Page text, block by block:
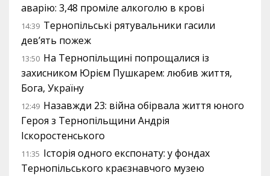
аварію: 3,48 проміле алкоголю в крові
14:39 Тернопільські рятувальники гасили
дев’ять пожеж
13:50 На Тернопільщині попрощалися із
захисником Юрієм Пушкарем: любив життя,
Бога, Україну
12:49 Назавжди 23: війна обірвала життя юного
Героя з Тернопільщини Андрія
Іскоростенського
11:35 Історія одного експонату: у фондах
Тернопільського краєзнавчого музею